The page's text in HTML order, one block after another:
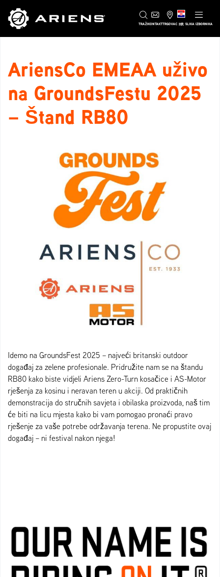
TRAŽIKONTAKTTRGOVAC HR SLIKA IZBORNIKA
AriensCo EMEAA uživo
na GroundsFestu 2025
– Štand RB80
Idemo na GroundsFest 2025 – najveći britanski outdoor
događaj za zelene profesionale. Pridružite nam se na štandu
RB80 kako biste vidjeli Ariens Zero-Turn kosačice i AS-Motor
rješenja za kosinu i neravan teren u akciji. Od praktičnih
demonstracija do stručnih savjeta i obilaska proizvoda, naš tim
će biti na licu mjesta kako bi vam pomogao pronaći pravo
rješenje za vaše potrebe održavanja terena. Ne propustite ovaj
događaj – ni festival nakon njega!